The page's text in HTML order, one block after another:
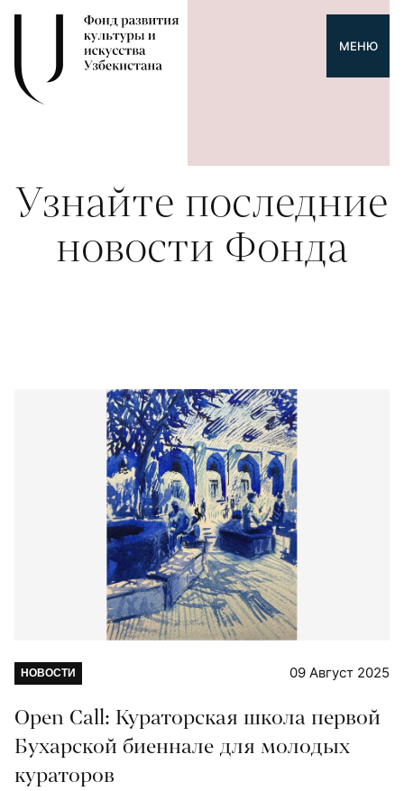
МЕНЮ
Узнайте последние
новости Фонда
НОВОСТИ 09 Август 2025
Open Call: Кураторская школа первой
Бухарской биеннале для молодых
кураторов